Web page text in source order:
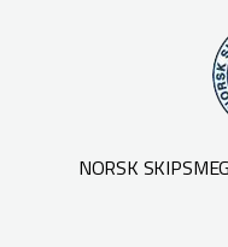
NORSK